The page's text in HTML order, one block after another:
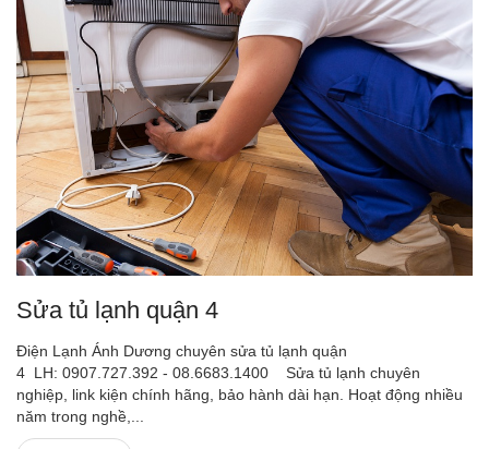
Sửa tủ lạnh quận 4
Điện Lạnh Ánh Dương chuyên sửa tủ lạnh quận
4 LH: 0907.727.392 - 08.6683.1400 Sửa tủ lạnh chuyên
nghiệp, link kiện chính hãng, bảo hành dài hạn. Hoạt động nhiều
năm trong nghề,...